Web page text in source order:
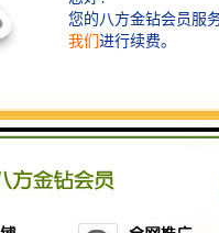
星河世纪大厦-全球租赁